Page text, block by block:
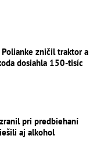
Polianke zničil traktor a
dosiahla 150-tisíc
pri predbiehaní
aj alkohol